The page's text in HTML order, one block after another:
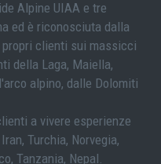
Alpine UIAA e tre
ed è riconosciuta dalla
propri clienti sui massicci
della Laga, Maiella,
alpino, dalle Dolomiti
a vivere esperienze
Turchia, Norvegia,
Tanzania, Nepal.